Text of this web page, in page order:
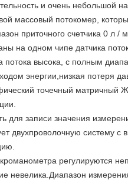
и очень небольшой
массовый потокомер,
приточного счетчика 0 л /
на одном чипе датчика
потока высока, с полным
энергии,низкая потеря
точечный
для записи значения
двухпроволочную систему
регулируются
невелика.Диапазон